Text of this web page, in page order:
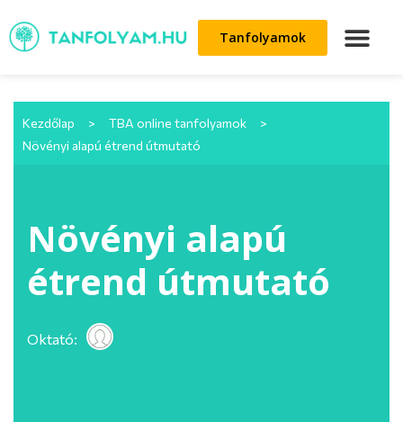
Tanfolyamok
Kezdőlap > TBA online tanfolyamok
>
Növényi alapú étrend útmutató
Növényi alapú
étrend útmutató
Oktató: